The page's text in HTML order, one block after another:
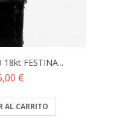
FESTINA...
€
AL CARRITO